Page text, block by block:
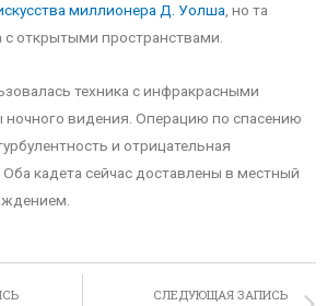
миллионера Д. Уолша , но та
открытыми пространствами.
техника с инфракрасными
видения. Операцию по спасению
и отрицательная
Оба кадета сейчас доставлены в местный
СЛЕДУЮЩАЯ ЗАПИСЬ